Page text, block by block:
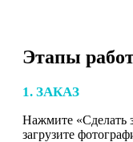
Этапы
1. ЗАКАЗ
Нажмите «Сделать
загрузите